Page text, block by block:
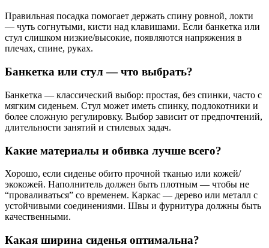
Правильная посадка помогает держать спину ровной, локти
— чуть согнутыми, кисти над клавишами. Если банкетка или
стул слишком низкие/высокие, появляются напряжения в
плечах, спине, руках.
Банкетка или стул — что выбрать?
Банкетка — классический выбор: простая, без спинки, часто с
мягким сиденьем. Стул может иметь спинку, подлокотники и
более сложную регулировку. Выбор зависит от предпочтений,
длительности занятий и стилевых задач.
Какие материалы и обивка лучше всего?
Хорошо, если сиденье обито прочной тканью или кожей/
экокожей. Наполнитель должен быть плотным — чтобы не
“проваливаться” со временем. Каркас — дерево или металл с
устойчивыми соединениями. Швы и фурнитура должны быть
качественными.
Какая ширина сиденья оптимальна?